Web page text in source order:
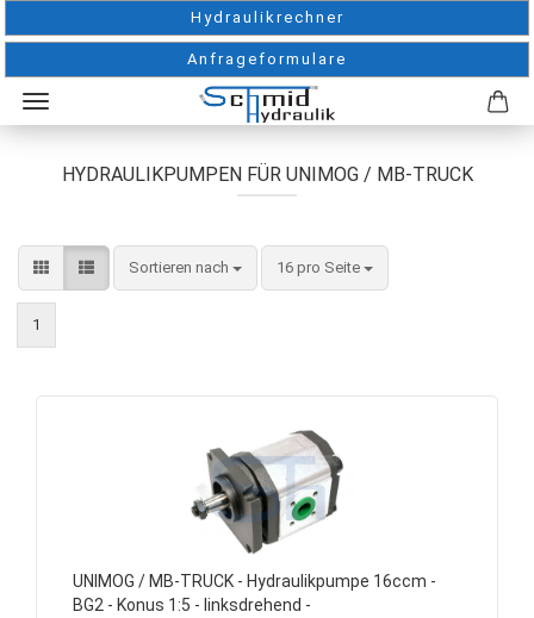
Hydraulikrechner
Anfrageformulare
HYDRAULIKPUMPEN FÜR UNIMOG / MB-TRUCK
Sortieren nach
Sortieren nach 16 pro Seite
pro Seite
1
UNIMOG / MB-TRUCK - Hydraulikpumpe 16ccm -
BG2 - Konus 1:5 - linksdrehend -